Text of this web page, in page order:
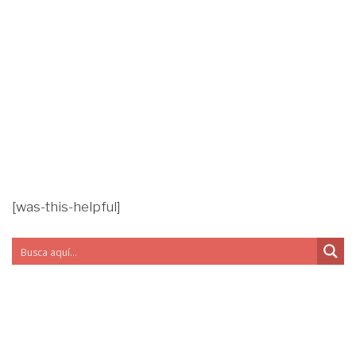
[was-this-helpful]